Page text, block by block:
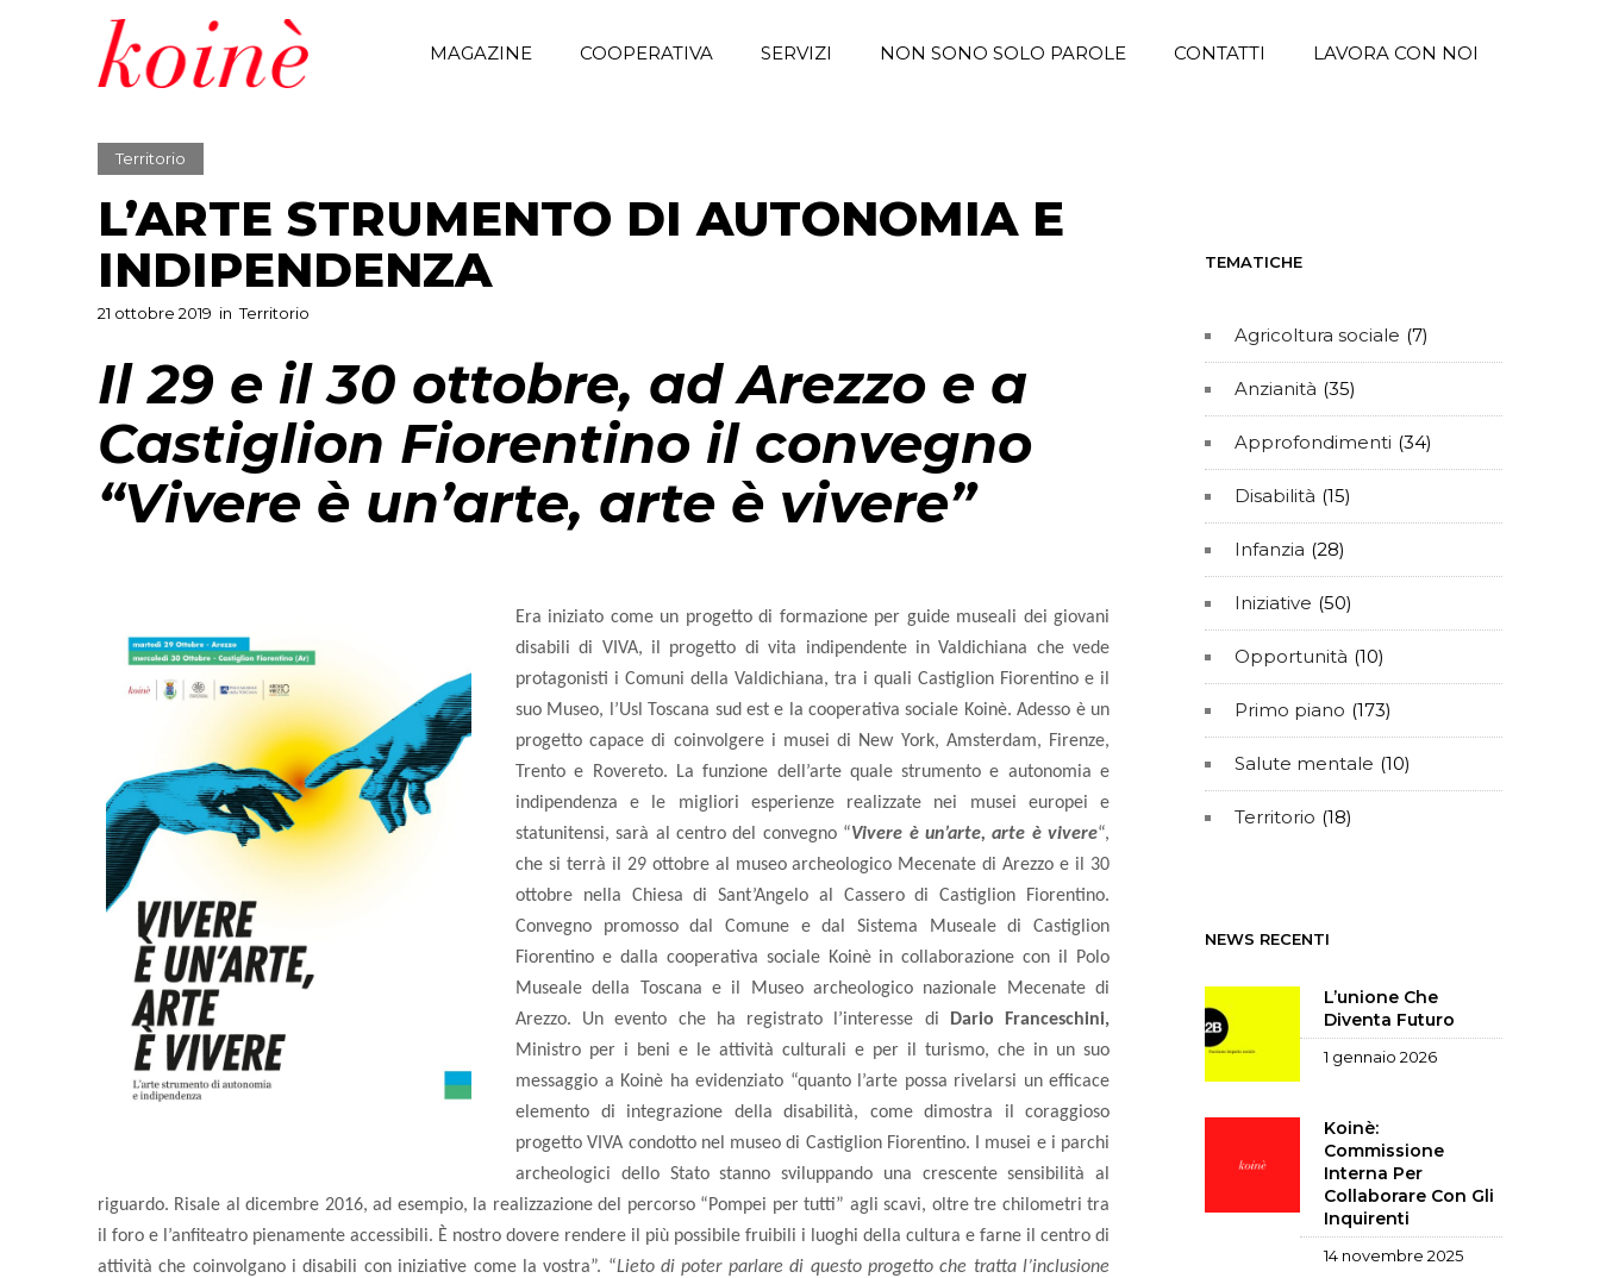
MAGAZINE COOPERATIVA SERVIZI NON SONO SOLO PAROLE CONTATTI LAVORA CON NOI
Territorio
L’ARTE STRUMENTO DI AUTONOMIA E
INDIPENDENZA
21 ottobre 2019 in Territorio
Il 29 e il 30 ottobre, ad Arezzo e a
Castiglion Fiorentino il convegno
“Vivere è un’arte, arte è vivere”
Era iniziato come un progetto di formazione per guide museali dei giovani
disabili di VIVA, il progetto di vita indipendente in Valdichiana che vede
protagonisti i Comuni della Valdichiana, tra i quali Castiglion Fiorentino e il
suo Museo, l’Usl Toscana sud est e la cooperativa sociale Koinè. Adesso è un
progetto capace di coinvolgere i musei di New York, Amsterdam, Firenze,
Trento e Rovereto. La funzione dell’arte quale strumento e autonomia e
indipendenza e le migliori esperienze realizzate nei musei europei e
statunitensi, sarà al centro del convegno “Vivere è un’arte, arte è vivere“,
che si terrà il 29 ottobre al museo archeologico Mecenate di Arezzo e il 30
ottobre nella Chiesa di Sant’Angelo al Cassero di Castiglion Fiorentino.
Convegno promosso dal Comune e dal Sistema Museale di Castiglion
Fiorentino e dalla cooperativa sociale Koinè in collaborazione con il Polo
Museale della Toscana e il Museo archeologico nazionale Mecenate di
Arezzo. Un evento che ha registrato l’interesse di
Dario Franceschini,
Ministro per i beni e le attività culturali e per il turismo, che in un suo
messaggio a Koinè ha evidenziato “quanto l’arte possa rivelarsi un efficace
elemento di integrazione della disabilità, come dimostra il coraggioso
progetto VIVA condotto nel museo di Castiglion Fiorentino. I musei e i parchi
archeologici dello Stato stanno sviluppando una crescente sensibilità al
riguardo. Risale al dicembre 2016, ad esempio, la realizzazione del percorso “Pompei per tutti” agli scavi, oltre tre chilometri tra
il foro e l’anfiteatro pienamente accessibili. È nostro dovere rendere il più possibile fruibili i luoghi della cultura e farne il centro di
attività che coinvolgano i disabili con iniziative come la vostra”. “Lieto di poter parlare di questo progetto che tratta l’inclusione
TEMATICHE
Agricoltura sociale (7)
Anzianità (35)
Approfondimenti (34)
Disabilità (15)
Infanzia (28)
Iniziative (50)
Opportunità (10)
Primo piano (173)
Salute mentale (10)
Territorio (18)
NEWS RECENTI
L’unione Che
Diventa Futuro
1 gennaio 2026
Koinè:
Commissione
Interna Per
Collaborare Con Gli
Inquirenti
14 novembre 2025